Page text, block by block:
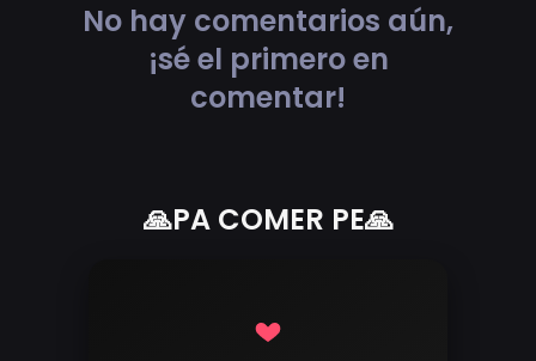
No hay comentarios aún,
¡sé el primero en
comentar!
🙏PA COMER PE🙏